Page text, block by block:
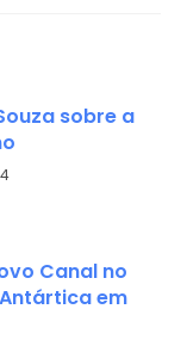
sobre a
Canal no
em